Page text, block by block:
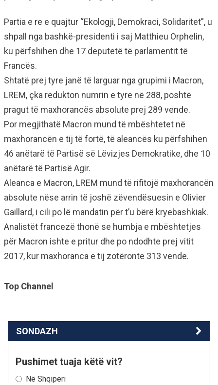
Partia e re e quajtur “Ekologji, Demokraci, Solidaritet”, u
shpall nga bashkë-presidenti i saj Matthieu Orphelin,
ku përfshihen dhe 17 deputetë të parlamentit të
Francës.
Shtatë prej tyre janë të larguar nga grupimi i Macron,
LREM, çka redukton numrin e tyre në 288, poshtë
pragut të maxhorancës absolute prej 289 vende.
Por megjithatë Macron mund të mbështetet në
maxhorancën e tij të fortë, të aleancës ku përfshihen
46 anëtarë të Partisë së Lëvizjes Demokratike, dhe 10
anëtarë të Partisë Agir.
Aleanca e Macron, LREM mund të rifitojë maxhorancën
absolute nëse arrin të joshë zëvendësuesin e Olivier
Gaillard, i cili po lë mandatin për t’u bërë kryebashkiak.
Analistët francezë thonë se humbja e mbështetjes
për Macron ishte e pritur dhe po ndodhte prej vitit
2017, kur maxhoranca e tij zotëronte 313 vende.
Top Channel
SONDAZH
Pushimet tuaja këtë vit?
Në Shqipëri